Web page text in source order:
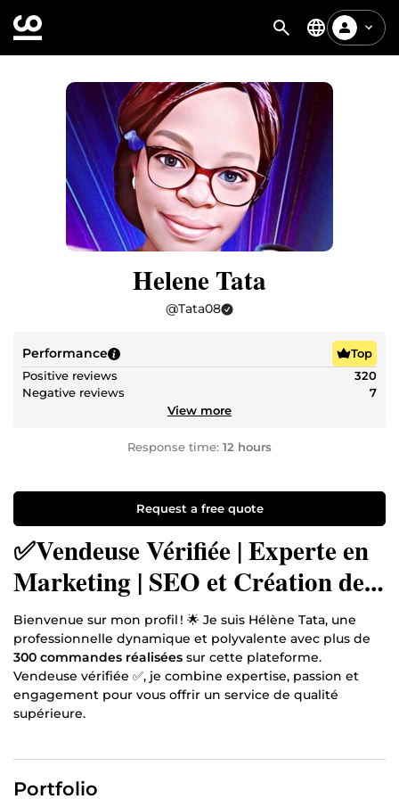
Helene Tata
@Tata08
Performance
Top
Positive reviews
320
Negative reviews
7
View more
Response time: 12 hours
Request a free quote
✅Vendeuse Vérifiée | Experte en
Marketing | SEO et Création de
Sites Web 📈
Bienvenue sur mon profil ! 🌟 Je suis Hélène Tata, une
professionnelle dynamique et polyvalente avec plus de
300 commandes réalisées sur cette plateforme.
Vendeuse vérifiée ✅, je combine expertise, passion et
engagement pour vous offrir un service de qualité
supérieure.
développer votre activité.
Portfolio